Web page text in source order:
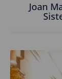
Joan